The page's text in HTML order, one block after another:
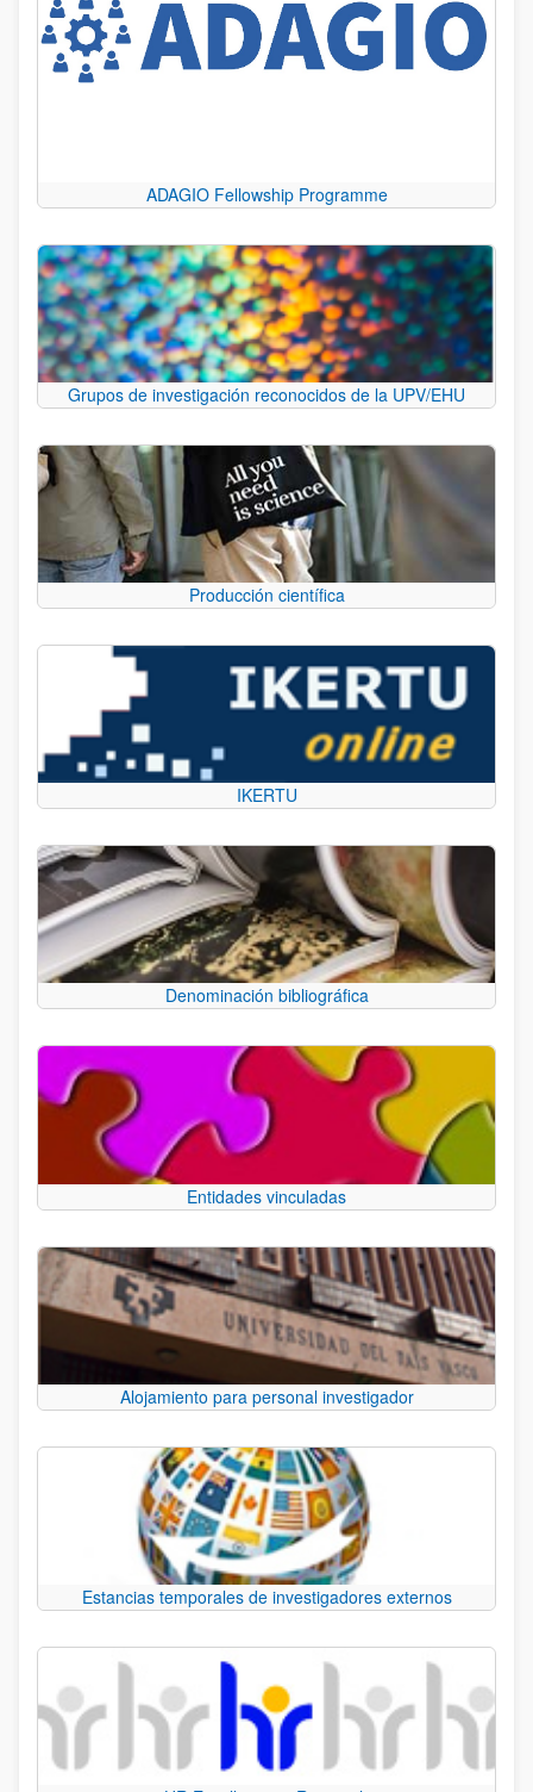
ADAGIO Fellowship Programme
Grupos de investigación reconocidos de la UPV/EHU
Producción científica
IKERTU
Denominación bibliográfica
Entidades vinculadas
Alojamiento para personal investigador
Estancias temporales de investigadores externos